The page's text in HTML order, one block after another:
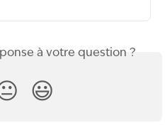
à votre question ?
😃